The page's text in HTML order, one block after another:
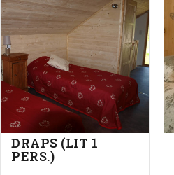
DRAPS (LIT 1
PERS.)